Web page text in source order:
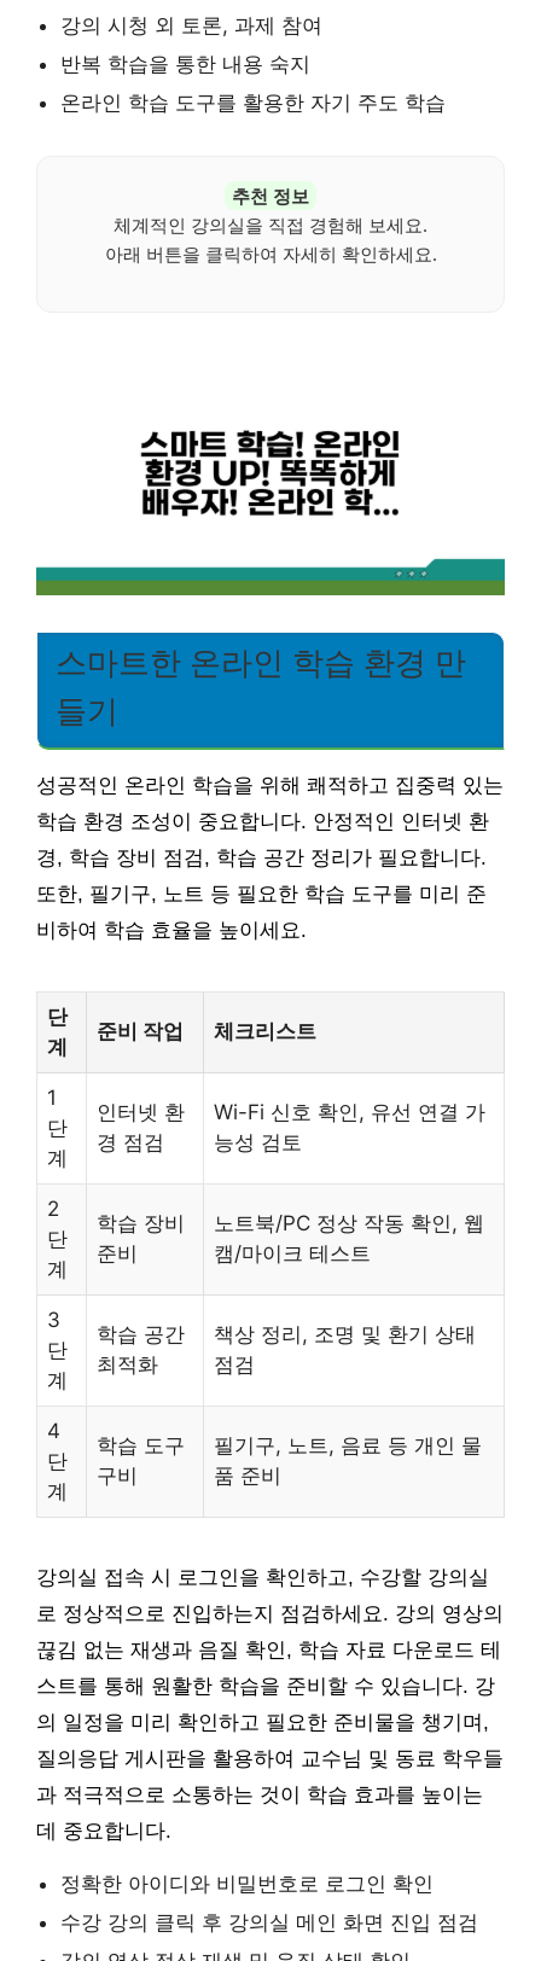
강의 시청 외 토론, 과제 참여
반복 학습을 통한 내용 숙지
온라인 학습 도구를 활용한 자기 주도 학습
추천 정보
체계적인 강의실을 직접 경험해 보세요.
아래 버튼을 클릭하여 자세히 확인하세요.
스마트한 온라인 학습 환경 만
들기
성공적인 온라인 학습을 위해 쾌적하고 집중력 있는
학습 환경 조성이 중요합니다. 안정적인 인터넷 환
경, 학습 장비 점검, 학습 공간 정리가 필요합니다.
또한, 필기구, 노트 등 필요한 학습 도구를 미리 준
비하여 학습 효율을 높이세요.
단
계
준비 작업 체크리스트
1
단
계
인터넷 환
경 점검
Wi-Fi 신호 확인, 유선 연결 가
능성 검토
2
단
계
학습 장비
준비
노트북/PC 정상 작동 확인, 웹
캠/마이크 테스트
3
단
계
학습 공간
최적화
책상 정리, 조명 및 환기 상태
점검
4
단
계
학습 도구
구비
필기구, 노트, 음료 등 개인 물
품 준비
강의실 접속 시 로그인을 확인하고, 수강할 강의실
로 정상적으로 진입하는지 점검하세요. 강의 영상의
끊김 없는 재생과 음질 확인, 학습 자료 다운로드 테
스트를 통해 원활한 학습을 준비할 수 있습니다. 강
의 일정을 미리 확인하고 필요한 준비물을 챙기며,
질의응답 게시판을 활용하여 교수님 및 동료 학우들
과 적극적으로 소통하는 것이 학습 효과를 높이는
데 중요합니다.
정확한 아이디와 비밀번호로 로그인 확인
수강 강의 클릭 후 강의실 메인 화면 진입 점검